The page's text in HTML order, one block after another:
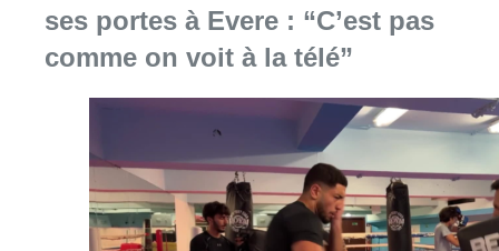
ses portes à Evere : “C’est pas
comme on voit à la télé”